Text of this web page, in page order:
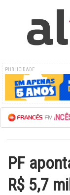
PUBLICIDADE
FRANCÊS FM
PF
R$ 5,7